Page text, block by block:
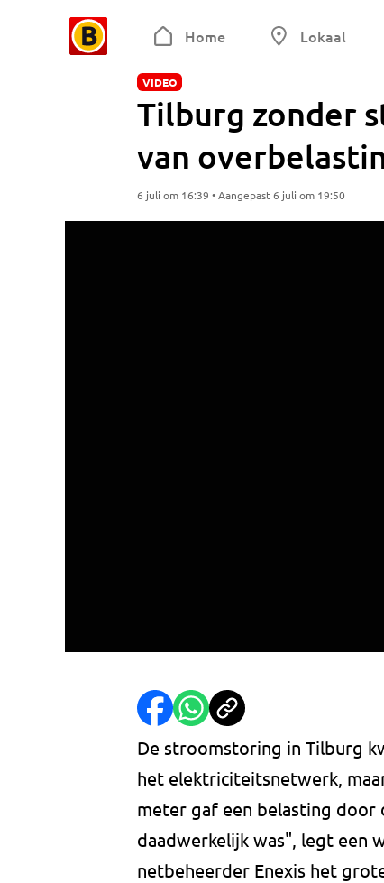
Home Lokaal
VIDEO
Tilburg zonder
van
6 juli om 16:39 • Aangepast 6 juli om 19:50
De stroomstoring in Tilburg
het elektriciteitsnetwerk,
meter gaf een belasting door
daadwerkelijk was", legt een
netbeheerder Enexis het